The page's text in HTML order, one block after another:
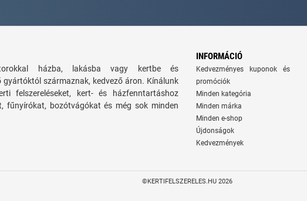
házba, lakásba vagy kertbe és
gyártóktól származnak, kedvező áron. Kínálunk
felszereléseket, kert- és házfenntartáshoz
fűnyírókat, bozótvágókat és még sok minden
INFORMÁCIÓ
Kedvezményes kuponok és
promóciók
Minden kategória
Minden márka
Minden e-shop
Újdonságok
Kedvezmények
©KERTIFELSZERELES.HU 2026